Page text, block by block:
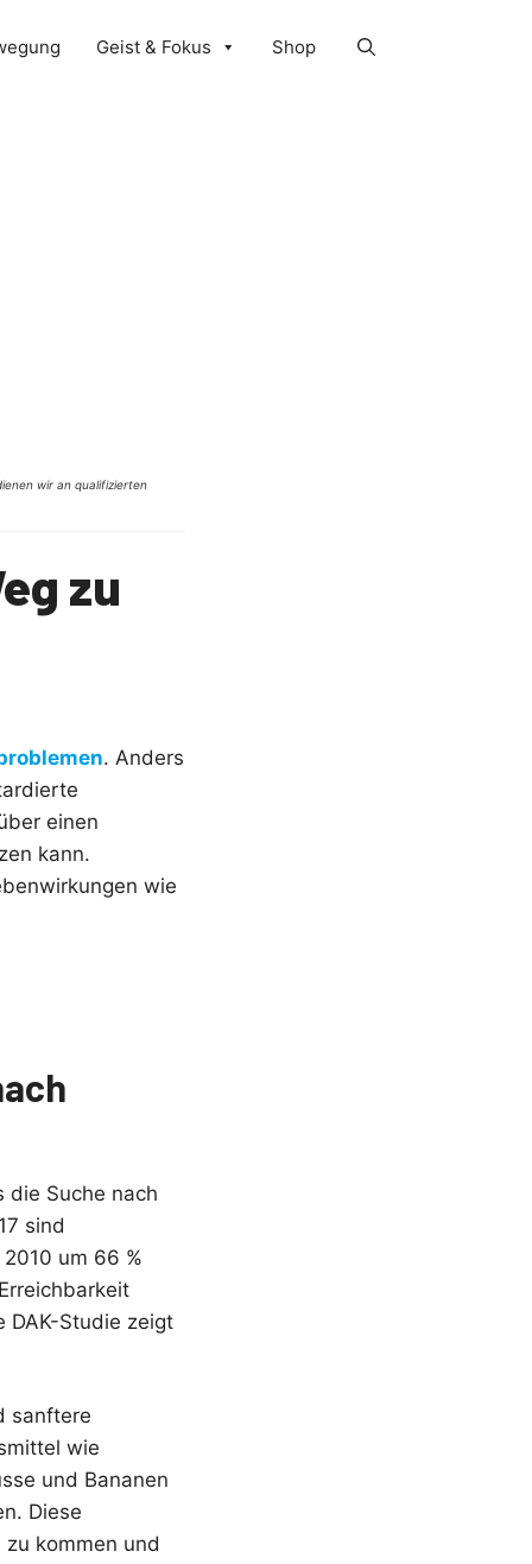
Geist & Fokus Shop
wir an qualifizierten
zu
. Anders
einen
kann.
wie
die Suche nach
sind
um 66 %
DAK-Studie zeigt
sanftere
wie
und Bananen
Diese
kommen und